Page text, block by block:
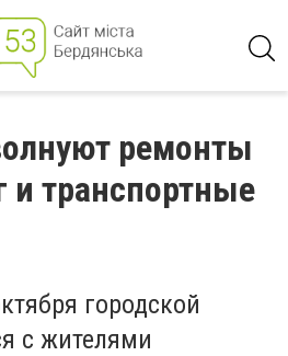
ремонты
и транспортные
городской
с жителями